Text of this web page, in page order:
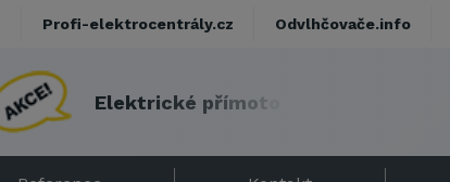
Elektrické přímo
Profi-elektrocentrály.cz Odvlhčovače.info